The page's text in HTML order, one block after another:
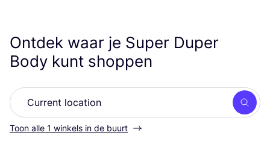
Ontdek waar je Super Duper
Body kunt shoppen
Zoek
Toon alle 1 winkels in de buurt